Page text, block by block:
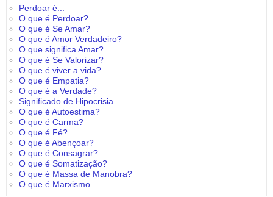
Perdoar é...
O que é Perdoar?
O que é Se Amar?
O que é Amor Verdadeiro?
O que significa Amar?
O que é Se Valorizar?
O que é viver a vida?
O que é Empatia?
O que é a Verdade?
Significado de Hipocrisia
O que é Autoestima?
O que é Carma?
O que é Fé?
O que é Abençoar?
O que é Consagrar?
O que é Somatização?
O que é Massa de Manobra?
O que é Marxismo